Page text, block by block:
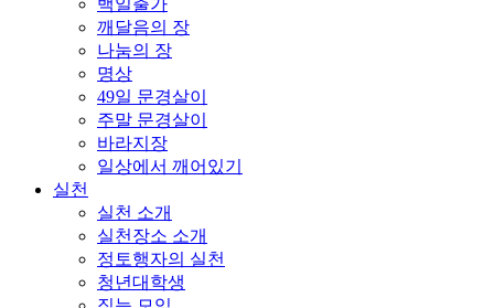
깨달음의 장
나눔의 장
명상
49일 문경살이
주말 문경살이
바라지장
일상에서 깨어있기
실천
실천 소개
실천장소 소개
정토행자의 실천
청년대학생